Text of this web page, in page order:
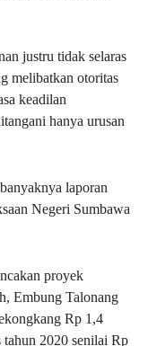
justru tidak selaras
melibatkan otoritas
keadilan
hanya urusan
laporan
Negeri Sumbawa
proyek
Embung Talonang
Rp 1,4
2020 senilai Rp